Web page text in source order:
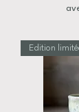
Edition